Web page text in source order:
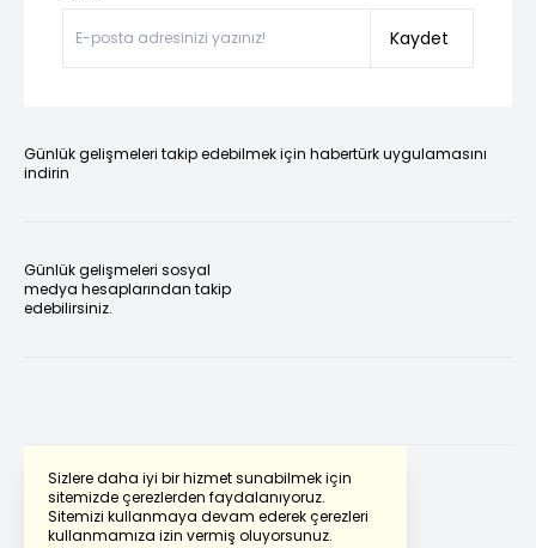
Sizlere daha iyi bir hizmet sunabilmek için
sitemizde çerezlerden faydalanıyoruz.
Sitemizi kullanmaya devam ederek çerezleri
kullanmamıza izin vermiş oluyorsunuz.
Kaydet
Günlük gelişmeleri takip edebilmek için habertürk uygulamasını
indirin
Günlük gelişmeleri sosyal
medya hesaplarından takip
edebilirsiniz.
Powered by Translate